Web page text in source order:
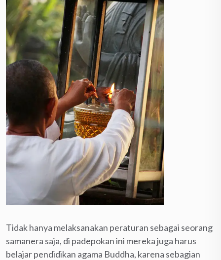
Tidak hanya melaksanakan peraturan sebagai seorang
samanera saja, di padepokan ini mereka juga harus
belajar pendidikan agama Buddha, karena sebagian